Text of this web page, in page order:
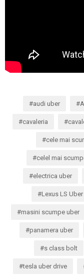
audi uber
cavaleria
cele mai
celel mai
electrica uber
Lexus LS Uber
masini scumpe uber
panamera uber
s class bolt
tesla uber drive